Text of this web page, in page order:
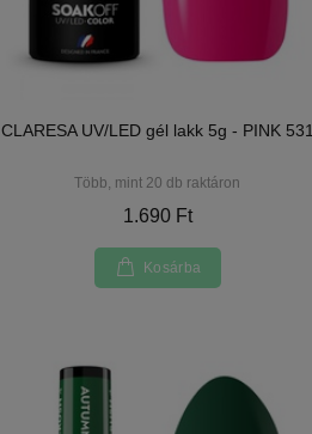
CLARESA UV/LED gél lakk 5g - PINK 531
Több, mint 20 db raktáron
1.690 Ft
Kosárba